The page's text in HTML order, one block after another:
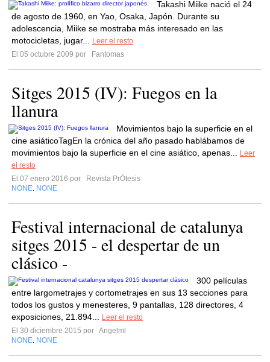
Takashi Miike nació el 24
de agosto de 1960, en Yao, Osaka, Japón. Durante su
adolescencia, Miike se mostraba más interesado en las
motocicletas, jugar...
Leer el resto
El 05 octubre 2009 por
Fantomas
Sitges 2015 (IV): Fuegos en la
llanura
Movimientos bajo la superficie en el
cine asiáticoTagEn la crónica del año pasado hablábamos de
movimientos bajo la superficie en el cine asiático, apenas...
Leer
el resto
El 07 enero 2016 por
Revista PrÓtesis
NONE NONE
Festival internacional de catalunya
sitges 2015 - el despertar de un
clásico -
300 películas
entre largometrajes y cortometrajes en sus 13 secciones para
todos los gustos y menesteres, 9 pantallas, 128 directores, 4
exposiciones, 21.894...
Leer el resto
El 30 diciembre 2015 por Angelml
NONE NONE